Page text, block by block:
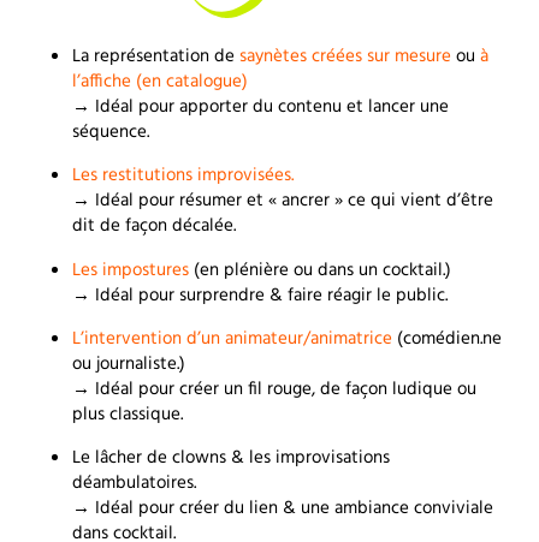
La représentation de saynètes créées sur mesure ou à
l’affiche (en catalogue)
→ Idéal pour apporter du contenu et lancer une
séquence.
Les restitutions improvisées.
→ Idéal pour résumer et « ancrer » ce qui vient d’être
dit de façon décalée.
Les impostures (en plénière ou dans un cocktail.)
→ Idéal pour surprendre & faire réagir le public.
L’intervention d’un animateur/animatrice (comédien.ne
ou journaliste.)
→ Idéal pour créer un fil rouge, de façon ludique ou
plus classique.
Le lâcher de clowns & les improvisations
déambulatoires.
→ Idéal pour créer du lien & une ambiance conviviale
dans cocktail.